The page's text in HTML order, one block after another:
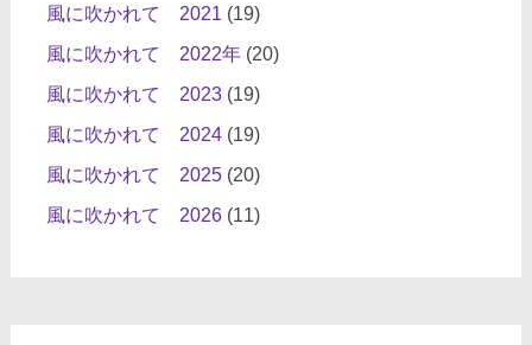
風に吹かれて 2021 (19)
風に吹かれて 2022年(20)
風に吹かれて 2023(19)
風に吹かれて 2024(19)
風に吹かれて 2025(20)
風に吹かれて 2026(11)